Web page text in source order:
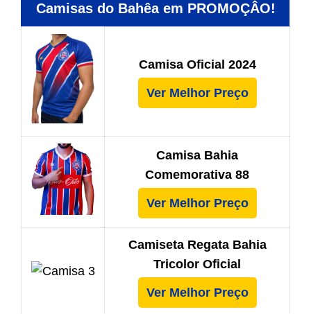
Camisas do Bahêa em PROMOÇÂO!
Camisa Oficial 2024
Ver Melhor Preço
Camisa Bahia
Comemorativa 88
Ver Melhor Preço
Camiseta Regata Bahia
Tricolor Oficial
Ver Melhor Preço